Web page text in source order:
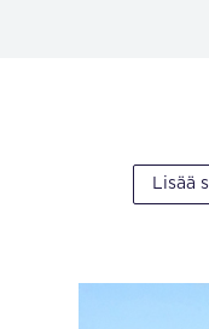
Lisää